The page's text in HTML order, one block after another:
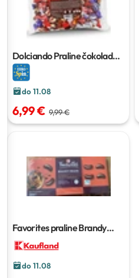
Dolciando Praline čokoladne
1 kg
do 11.08
6,99 € 9,99 €
Favorites praline Brandy
do 11.08